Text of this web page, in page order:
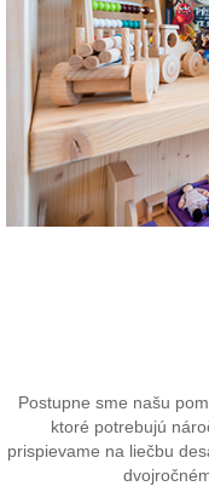
Postupne sme našu
ktoré potrebujú
prispievame na liečbu